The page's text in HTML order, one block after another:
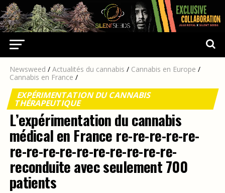
Newsweed / Actualités du cannabis / Cannabis en Europe /
Cannabis en France /
EXPÉRIMENTATION DU CANNABIS
THÉRAPEUTIQUE
L’expérimentation du cannabis
médical en France re-re-re-re-re-
re-re-re-re-re-re-re-re-re-re-
reconduite avec seulement 700
patients